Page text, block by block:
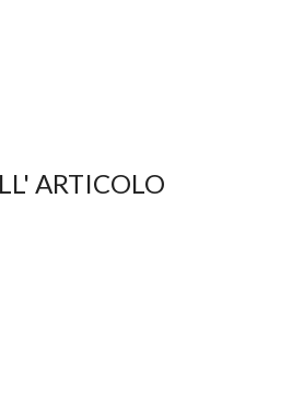
ARTICOLO